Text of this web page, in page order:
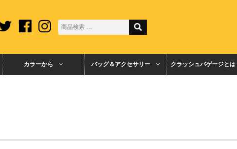
カラーから バッグ＆アクセサリー クラッシュバゲージとは